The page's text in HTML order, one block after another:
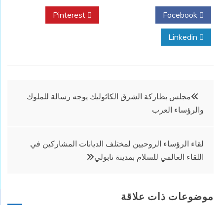
تصفّح
المقالات
مجلس بطاركة الشرق الكاثوليك يوجه رسالة للملوك
والرؤساء العرب
لقاء الرؤساء الروحيين لمختلف الديانات المشاركين في
اللقاء العالمي للسلام بمدينة نابولي
موضوعات ذات علاقة